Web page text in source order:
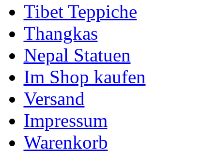
Tibet Teppiche
Thangkas
Nepal Statuen
Im Shop kaufen
Versand
Impressum
Warenkorb